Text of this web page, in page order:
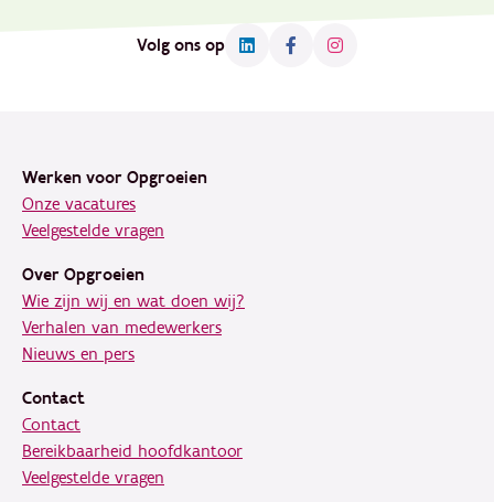
Volg ons op
Werken voor Opgroeien
Onze vacatures
Veelgestelde vragen
Over Opgroeien
Wie zijn wij en wat doen wij?
Verhalen van medewerkers
Nieuws en pers
Contact
Contact
Bereikbaarheid hoofdkantoor
Veelgestelde vragen